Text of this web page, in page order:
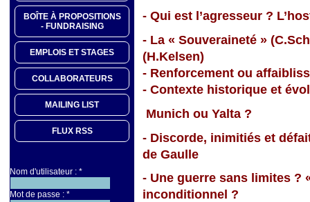
BOÎTE À PROPOSITIONS
- FUNDRAISING
EMPLOIS ET STAGES
COLLABORATEURS
MAILING LIST
FLUX RSS
Nom d'utilisateur : *
Mot de passe : *
- Qui est l’agresseur ?
- La « Souveraineté »
(H.Kelsen)
- Renforcement ou
- Contexte historique et
Munich ou Yalta ?
- Discorde, inimitiés et
de Gaulle
- Une guerre sans limites ?
inconditionnel ?